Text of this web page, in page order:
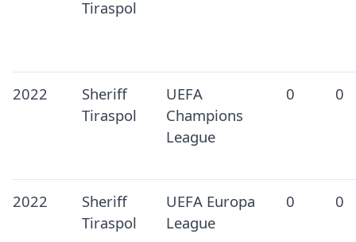
Tiraspol
2022
Sheriff
Tiraspol
UEFA
Champions
League
0 0
2022
Sheriff
Tiraspol
UEFA Europa
League
0 0